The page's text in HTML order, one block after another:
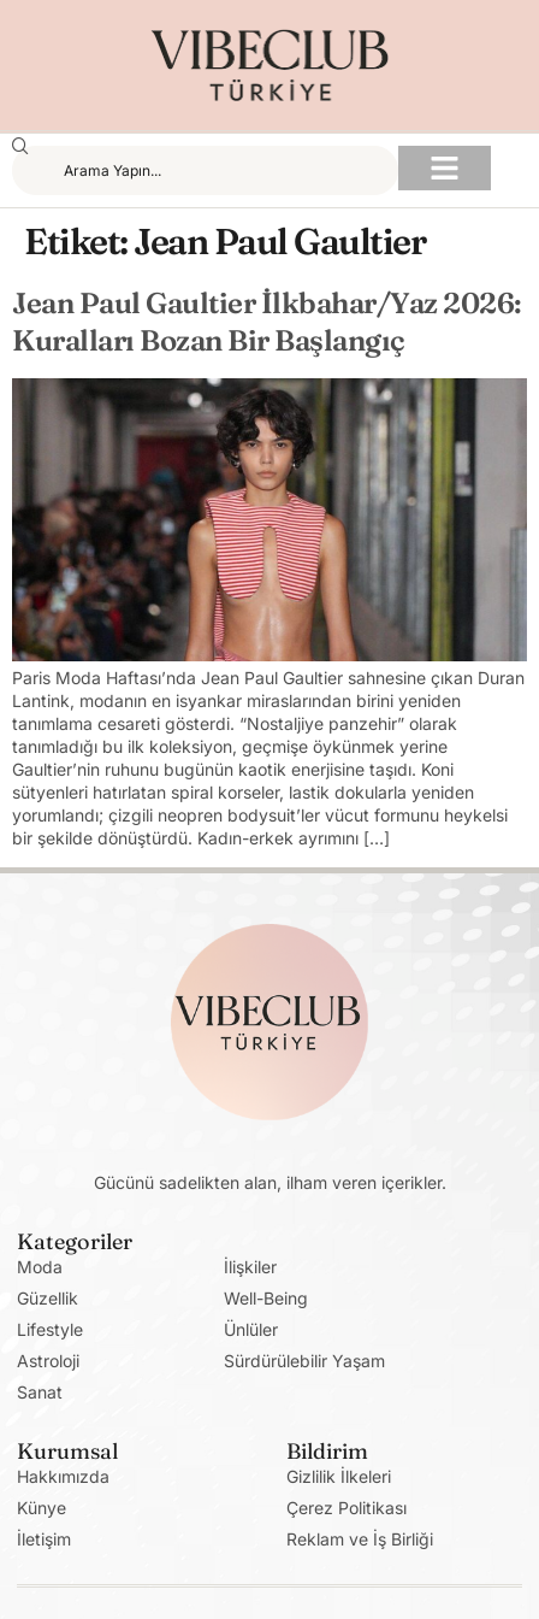
Etiket:Jean Paul Gaultier
Jean Paul Gaultier İlkbahar/Yaz 2026:
Kuralları Bozan Bir Başlangıç
Paris Moda Haftası’nda Jean Paul Gaultier sahnesine çıkan Duran
Lantink, modanın en isyankar miraslarından birini yeniden
tanımlama cesareti gösterdi. “Nostaljiye panzehir” olarak
tanımladığı bu ilk koleksiyon, geçmişe öykünmek yerine
Gaultier’nin ruhunu bugünün kaotik enerjisine taşıdı. Koni
sütyenleri hatırlatan spiral korseler, lastik dokularla yeniden
yorumlandı; çizgili neopren bodysuit’ler vücut formunu heykelsi
bir şekilde dönüştürdü. Kadın-erkek ayrımını […]
Gücünü sadelikten alan, ilham veren içerikler.
Kategoriler
Moda
Güzellik
Lifestyle
Astroloji
Sanat
İlişkiler
Well-Being
Ünlüler
Sürdürülebilir Yaşam
Kurumsal
Hakkımızda
Künye
İletişim
Bildirim
Gizlilik İlkeleri
Çerez Politikası
Reklam ve İş Birliği